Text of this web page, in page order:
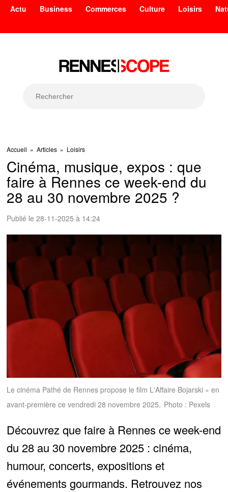
Actu Business Commerces Culture Loisirs
Accueil »Articles » Loisirs
Cinéma, musique, expos : que
faire à Rennes ce week-end du
28 au 30 novembre 2025 ?
Publié le 28-11-2025 à 14:24
Le cinéma Pathé de Rennes propose le film L'Affaire Bojarski » en
avant-première ce vendredi 28 novembre 2025. Photo : Pexels
Découvrez que faire à Rennes ce week-end
du 28 au 30 novembre 2025 : cinéma,
humour, concerts, expositions et
événements gourmands. Retrouvez nos